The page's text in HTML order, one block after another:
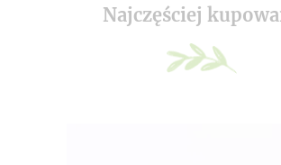
Najczęściej